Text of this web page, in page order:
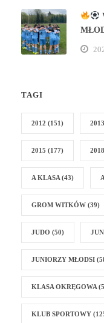
TAGI
2012 (151) 2013
2015 (177) 2018
A KLASA (43)
GROM WITKÓW (39)
JUDO (50)
JUNIORZY MŁODSI
KLASA OKRĘGOWA
KLUB SPORTOWY